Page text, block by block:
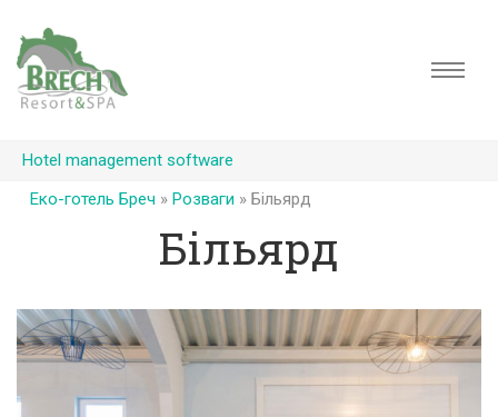
Hotel management software
Еко-готель Бреч » Розваги » Більярд
Більярд